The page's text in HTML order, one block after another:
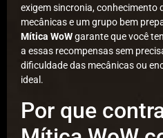
exigem sincronia, conhecimento
mecânicas e um grupo bem
Mítica WoWgarante que você
a essas recompensas sem
dificuldade das mecânicas ou
ideal.
Por que